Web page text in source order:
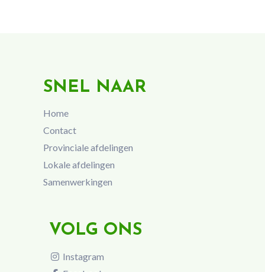
SNEL NAAR
Home
Contact
Provinciale afdelingen
Lokale afdelingen
Samenwerkingen
VOLG ONS
Instagram